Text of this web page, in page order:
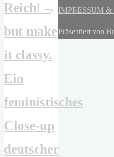
Reichl –
but make
it classy.
Ein
feministisches
Close-up
deutscher
IMPRESSUM
Präsentiert von